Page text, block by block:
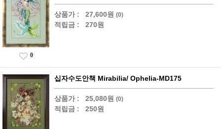
상품가 : 27,600원 (0)
적립금 : 270원
0
십자수도안책 Mirabilia/ Ophelia-MD175
상품가 : 25,080원 (0)
적립금 : 250원